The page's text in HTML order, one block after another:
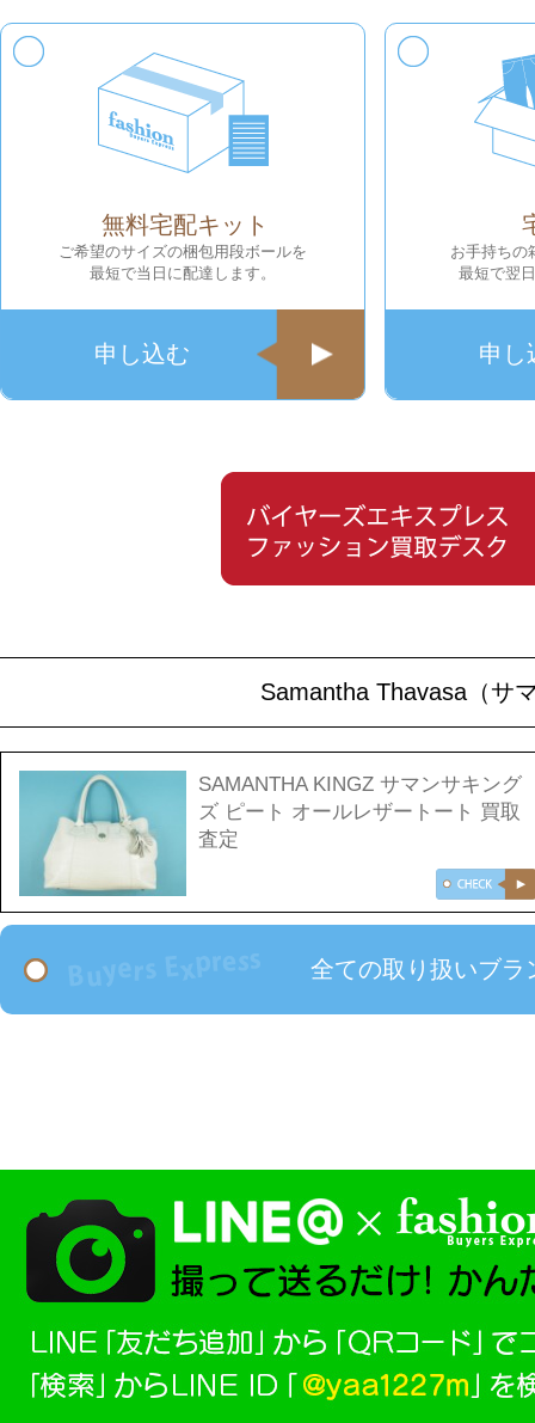
無料宅配キット
ご希望のサイズの梱包用段ボールを
最短で当日に配達します。
申し込む
お手持ちの
最短で翌
申し
Samantha Thavasa（サ
SAMANTHA KINGZ サマンサキング
ズ ピート オールレザートート 買取
査定
全ての取り扱いブラ